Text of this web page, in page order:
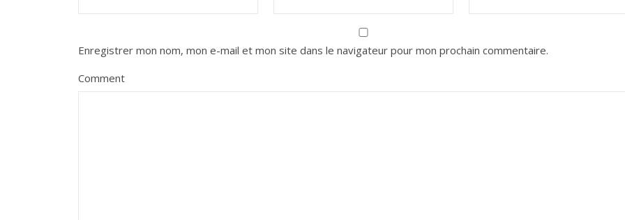
Enregistrer mon nom, mon e-mail et mon site dans le navigateur pour mon prochain commentaire.
Comment